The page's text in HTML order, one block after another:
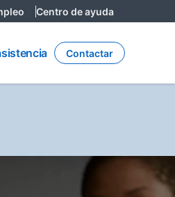
Centro de ayuda
Contactar